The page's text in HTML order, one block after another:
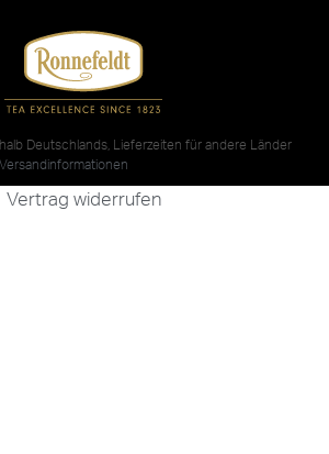
Deutschlands, Lieferzeiten für andere Länder
Versandinformationen
Vertrag widerrufen